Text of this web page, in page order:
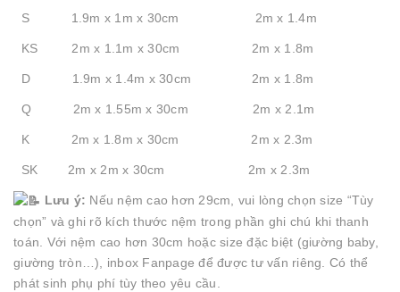
S 1.9m x 1m x 30cm 2m x 1.4m
KS 2m x 1.1m x 30cm 2m x 1.8m
D 1.9m x 1.4m x 30cm 2m x 1.8m
Q 2m x 1.55m x 30cm 2m x 2.1m
K 2m x 1.8m x 30cm 2m x 2.3m
SK 2m x 2m x 30cm 2m x 2.3m
Lưu ý: Nếu nệm cao hơn 29cm, vui lòng chọn size “Tùy
chọn” và ghi rõ kích thước nệm trong phần ghi chú khi thanh
toán. Với nệm cao hơn 30cm hoặc size đặc biệt (giường baby,
giường tròn…), inbox Fanpage để được tư vấn riêng. Có thể
phát sinh phụ phí tùy theo yêu cầu.